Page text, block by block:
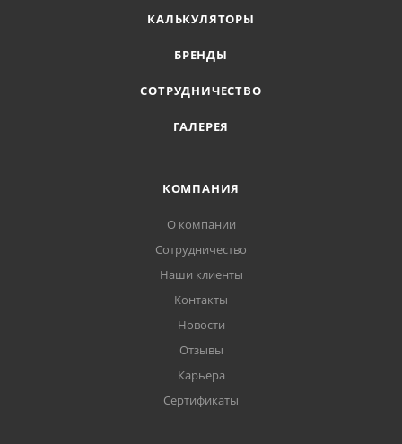
КАЛЬКУЛЯТОРЫ
БРЕНДЫ
СОТРУДНИЧЕСТВО
ГАЛЕРЕЯ
КОМПАНИЯ
О компании
Сотрудничество
Наши клиенты
Контакты
Новости
Отзывы
Карьера
Сертификаты